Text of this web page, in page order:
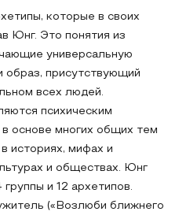
которые в своих
Юнг. Это понятия из
универсальную
присутствующий
всех людей.
психическим
в основе многих общих тем
историях, мифах и
и обществах. Юнг
и 12 архетипов.
(«Возлюби ближнего